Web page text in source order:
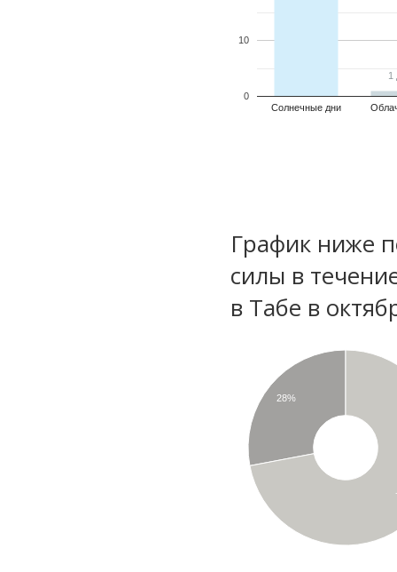
Солнечные дни
0
10
1
1
График ниже
силы в
в Табе в
28%